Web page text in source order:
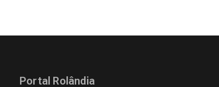
Portal Rolândia